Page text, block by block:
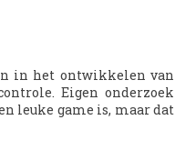
in het ontwikkelen van
Eigen onderzoek
leuke game is, maar dat